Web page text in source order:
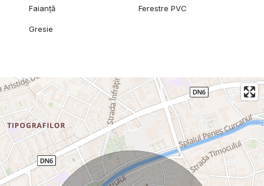
Faianță Ferestre PVC
Gresie